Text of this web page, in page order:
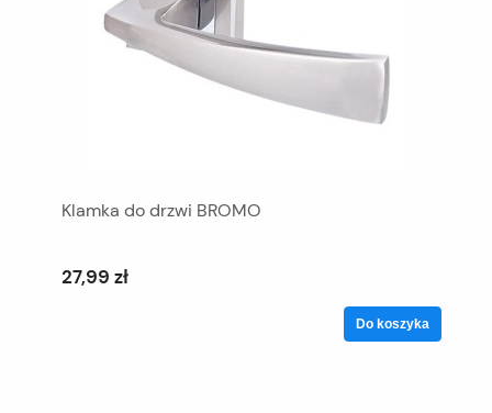
Klamka do drzwi BROMO
27,99 zł
Do koszyka